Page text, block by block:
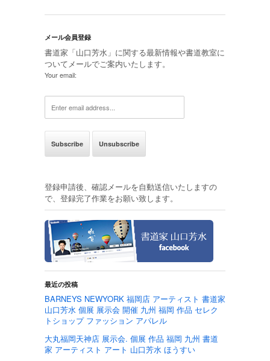
メール会員登録
書道家「山口芳水」に関する最新情報や書道教室に
ついてメールでご案内いたします。
Your email:
登録申請後、確認メールを自動送信いたしますの
で、登録完了作業をお願い致します。
最近の投稿
BARNEYS NEWYORK 福岡店 アーティスト 書道家
山口芳水 個展 展示会 開催 九州 福岡 作品 セレク
トショップ ファッション アパレル
大丸福岡天神店 展示会. 個展 作品 福岡 九州 書道
家 アーティスト アート 山口芳水 ほうすい